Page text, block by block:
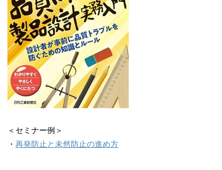
＜セミナー例＞
・ 再発防止と未然防止の進め方